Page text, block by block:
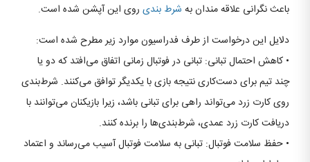
باعث نگرانی علاقه مندان به شرط بندی روی این آپشن شده است.
دلایل این درخواست از طرف فدراسیون موارد زیر مطرح شده است:
• کاهش احتمال تبانی: تبانی در فوتبال زمانی اتفاق می‌افتد که دو یا
چند تیم برای دست‌کاری نتیجه بازی با یکدیگر توافق می‌کنند. شرط‌بندی
روی کارت زرد می‌تواند راهی برای تبانی باشد، زیرا بازیکنان می‌توانند با
دریافت کارت زرد عمدی، شرط‌بندی‌ها را برنده کنند.
• حفظ سلامت فوتبال: تبانی به سلامت فوتبال آسیب می‌رساند و اعتماد